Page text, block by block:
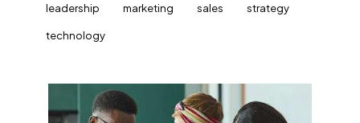
leadership marketing sales strategy
technology